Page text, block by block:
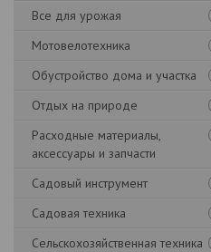
Все для урожая
Мотовелотехника
Обустройство дома и участка
Отдых на природе
Расходные материалы,
аксессуары и запчасти
Садовый инструмент
Садовая техника
Сельскохозяйственная техника